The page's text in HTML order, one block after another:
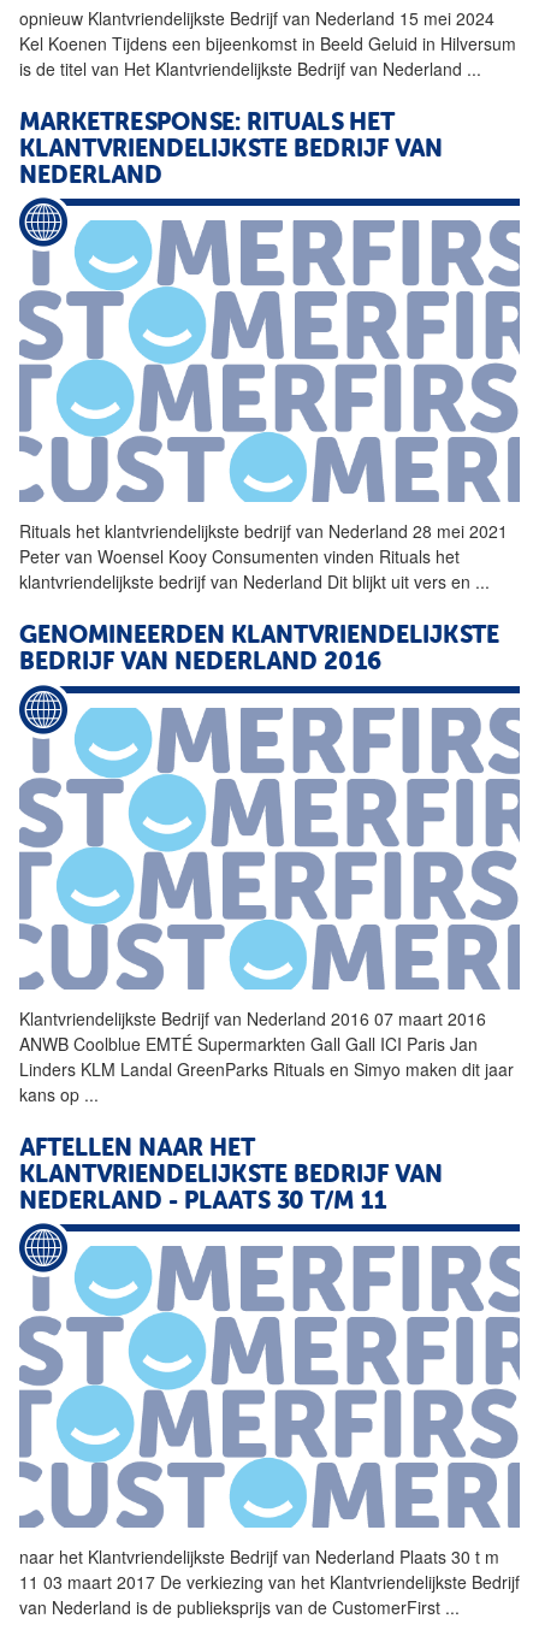
opnieuw Klantvriendelijkste Bedrijf van Nederland 15 mei 2024
Kel Koenen Tijdens een bijeenkomst in Beeld Geluid in Hilversum
is de titel van Het Klantvriendelijkste Bedrijf van Nederland ...
MARKETRESPONSE: RITUALS HET
KLANTVRIENDELIJKSTE BEDRIJF VAN
NEDERLAND
Rituals het klantvriendelijkste bedrijf van Nederland 28 mei 2021
Peter van Woensel Kooy Consumenten vinden Rituals het
klantvriendelijkste bedrijf van Nederland Dit blijkt uit vers en ...
GENOMINEERDEN KLANTVRIENDELIJKSTE
BEDRIJF VAN NEDERLAND 2016
Klantvriendelijkste Bedrijf van Nederland 2016 07 maart 2016
ANWB Coolblue EMTÉ Supermarkten Gall Gall ICI Paris Jan
Linders KLM Landal GreenParks Rituals en Simyo maken dit jaar
kans op ...
AFTELLEN NAAR HET
KLANTVRIENDELIJKSTE BEDRIJF VAN
NEDERLAND - PLAATS 30 T/M 11
naar het Klantvriendelijkste Bedrijf van Nederland Plaats 30 t m
11 03 maart 2017 De verkiezing van het Klantvriendelijkste Bedrijf
van Nederland is de publieksprijs van de CustomerFirst ...